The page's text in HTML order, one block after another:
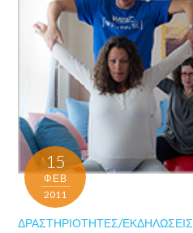
15
ΦΕΒ
2011
ΔΡΑΣΤΗΡΙΌΤΗΤΕΣ/ΕΚΔΗΛΏΣΕΙΣ